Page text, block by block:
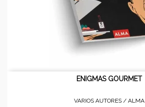
ENIGMAS GOURMET
VARIOS AUTORES / ALMA